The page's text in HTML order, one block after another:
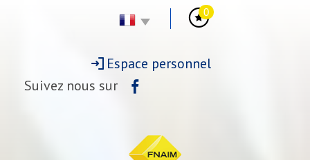
0
Espace personnel
Suivez nous sur